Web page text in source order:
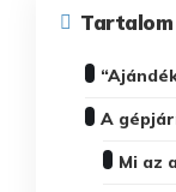
Tartalom
A
Mi az